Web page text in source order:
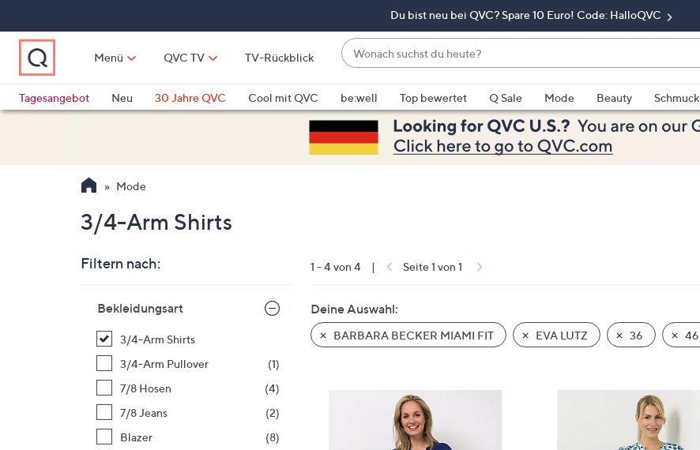
springen
Du bist neu bei QVC? Spare 10 Euro! Code: HalloQVC
Menü QVC TV TV-Rückblick
Wonach
suchst
du
heute?
Vorschläge
verfügbar
sind,
verwenden
und
unten
oder
wischen
Tagesangebot
Neu 30 Jahre QVC Cool mit QVC be:well Top bewertet Q Sale Mode Beauty Schmuck
Mode
3/4-Arm Shirts
Filtern nach:
Produktliste
Bekleidungsart
3/4-Arm Shirts
3/4-Arm Pullover
(1)
7/8 Hosen
(4)
7/8 Jeans
(2)
Blazer
(8)
1 - 4 von 4 | Seite 1 von 1
Deine Auswahl:
BARBARA BECKER MIAMI FIT EVA LUTZ 36 46